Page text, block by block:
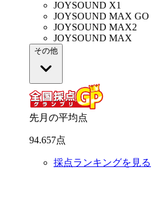
JOYSOUND X1
JOYSOUND MAX GO
JOYSOUND MAX2
JOYSOUND MAX
その他
先月の平均点
94.657点
採点ランキングを見る